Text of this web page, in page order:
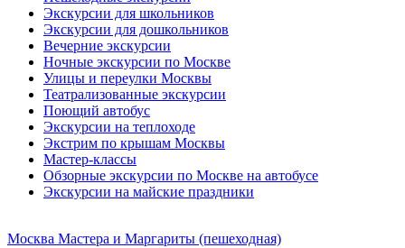
Экскурсии для школьников
Экскурсии для дошкольников
Вечерние экскурсии
Ночные экскурсии по Москве
Улицы и переулки Москвы
Театрализованные экскурсии
Поющий автобус
Экскурсии на теплоходе
Экстрим по крышам Москвы
Мастер-классы
Обзорные экскурсии по Москве на автобусе
Экскурсии на майские праздники
Москва Мастера и Маргариты (пешеходная)